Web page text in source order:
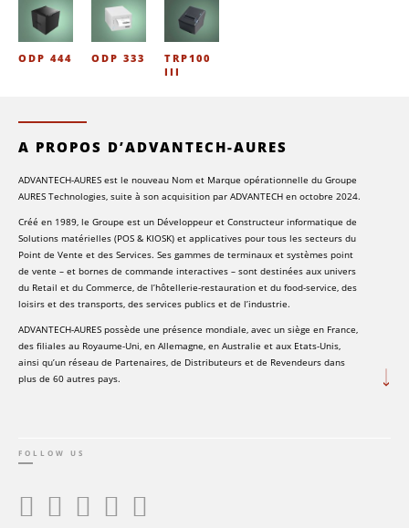
ODP 444 ODP 333
TRP100
III
A PROPOS D’ADVANTECH-AURES
ADVANTECH-AURES est le nouveau Nom et Marque opérationnelle du Groupe
AURES Technologies, suite à son acquisition par ADVANTECH en octobre 2024.
Créé en 1989, le Groupe est un Développeur et Constructeur informatique de
Solutions matérielles (POS & KIOSK) et applicatives pour tous les secteurs du
Point de Vente et des Services. Ses gammes de terminaux et systèmes point
de vente – et bornes de commande interactives – sont destinées aux univers
du Retail et du Commerce, de l’hôtellerie-restauration et du food-service, des
loisirs et des transports, des services publics et de l’industrie.
ADVANTECH-AURES possède une présence mondiale, avec un siège en France,
des filiales au Royaume-Uni, en Allemagne, en Australie et aux Etats-Unis,
ainsi qu’un réseau de Partenaires, de Distributeurs et de Revendeurs dans
plus de 60 autres pays.
FOLLOW US